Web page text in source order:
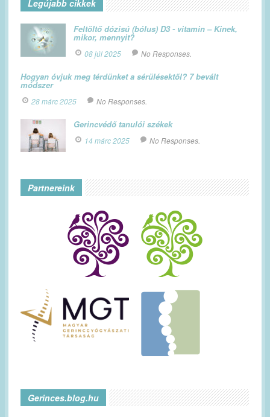
Legújabb cikkek
Feltöltő dózisú (bólus) D3 - vitamin – Kinek,
mikor, mennyit?
08 júl 2025 No Responses.
Hogyan óvjuk meg térdünket a sérülésektől? 7 bevált
módszer
28 márc 2025 No Responses.
Gerincvédő tanulói székek
14 márc 2025 No Responses.
Partnereink
Gerinces.blog.hu